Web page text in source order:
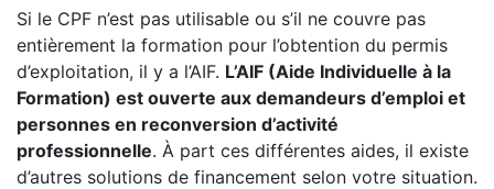
Si le CPF n’est pas utilisable ou s’il ne couvre pas
entièrement la formation pour l’obtention du permis
d’exploitation, il y a l’AIF. L’AIF (Aide Individuelle à la
Formation) est ouverte aux demandeurs d’emploi et
personnes en reconversion d’activité
professionnelle. À part ces différentes aides, il existe
d’autres solutions de financement selon votre situation.